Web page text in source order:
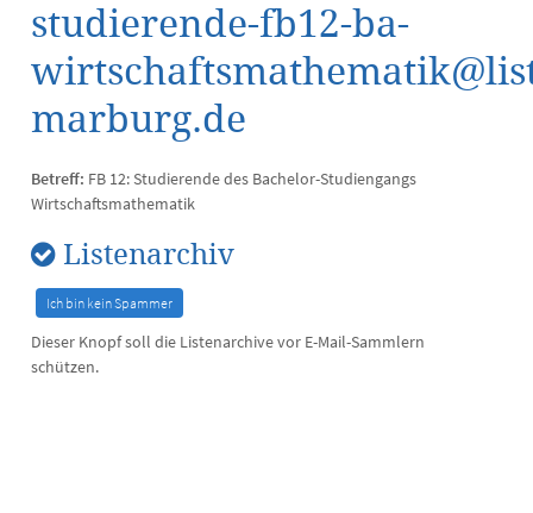
studierende-fb12-ba-
marburg.de
Betreff: FB 12: Studierende des Bachelor-Studiengangs
Wirtschaftsmathematik
Listenarchiv
Dieser Knopf soll die Listenarchive vor E-Mail-Sammlern
schützen.